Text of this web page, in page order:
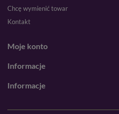
Chcę wymienić towar
Kontakt
Moje konto
Informacje
Informacje